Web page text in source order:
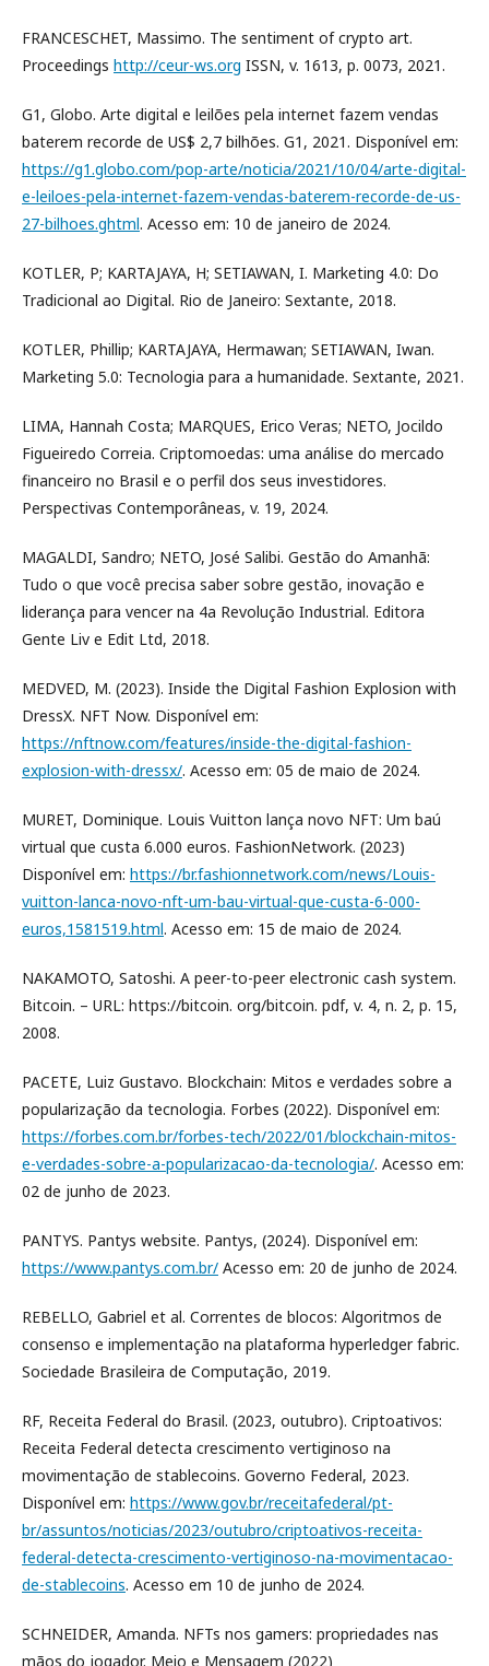
FRANCESCHET, Massimo. The sentiment of crypto art.
Proceedings http://ceur-ws.org ISSN, v. 1613, p. 0073, 2021.
G1, Globo. Arte digital e leilões pela internet fazem vendas
baterem recorde de US$ 2,7 bilhões. G1, 2021. Disponível em:
https://g1.globo.com/pop-arte/noticia/2021/10/04/arte-digital-
e-leiloes-pela-internet-fazem-vendas-baterem-recorde-de-us-
27-bilhoes.ghtml. Acesso em: 10 de janeiro de 2024.
KOTLER, P; KARTAJAYA, H; SETIAWAN, I. Marketing 4.0: Do
Tradicional ao Digital. Rio de Janeiro: Sextante, 2018.
KOTLER, Phillip; KARTAJAYA, Hermawan; SETIAWAN, Iwan.
Marketing 5.0: Tecnologia para a humanidade. Sextante, 2021.
LIMA, Hannah Costa; MARQUES, Erico Veras; NETO, Jocildo
Figueiredo Correia. Criptomoedas: uma análise do mercado
financeiro no Brasil e o perfil dos seus investidores.
Perspectivas Contemporâneas, v. 19, 2024.
MAGALDI, Sandro; NETO, José Salibi. Gestão do Amanhã:
Tudo o que você precisa saber sobre gestão, inovação e
liderança para vencer na 4a Revolução Industrial. Editora
Gente Liv e Edit Ltd, 2018.
MEDVED, M. (2023). Inside the Digital Fashion Explosion with
DressX. NFT Now. Disponível em:
https://nftnow.com/features/inside-the-digital-fashion-
explosion-with-dressx/. Acesso em: 05 de maio de 2024.
MURET, Dominique. Louis Vuitton lança novo NFT: Um baú
virtual que custa 6.000 euros. FashionNetwork. (2023)
Disponível em: https://br.fashionnetwork.com/news/Louis-
vuitton-lanca-novo-nft-um-bau-virtual-que-custa-6-000-
euros,1581519.html. Acesso em: 15 de maio de 2024.
NAKAMOTO, Satoshi. A peer-to-peer electronic cash system.
Bitcoin. – URL: https://bitcoin. org/bitcoin. pdf, v. 4, n. 2, p. 15,
2008.
PACETE, Luiz Gustavo. Blockchain: Mitos e verdades sobre a
popularização da tecnologia. Forbes (2022). Disponível em:
https://forbes.com.br/forbes-tech/2022/01/blockchain-mitos-
e-verdades-sobre-a-popularizacao-da-tecnologia/. Acesso em:
02 de junho de 2023.
PANTYS. Pantys website. Pantys, (2024). Disponível em:
https://www.pantys.com.br/ Acesso em: 20 de junho de 2024.
REBELLO, Gabriel et al. Correntes de blocos: Algoritmos de
consenso e implementação na plataforma hyperledger fabric.
Sociedade Brasileira de Computação, 2019.
RF, Receita Federal do Brasil. (2023, outubro). Criptoativos:
Receita Federal detecta crescimento vertiginoso na
movimentação de stablecoins. Governo Federal, 2023.
Disponível em: https://www.gov.br/receitafederal/pt-
br/assuntos/noticias/2023/outubro/criptoativos-receita-
federal-detecta-crescimento-vertiginoso-na-movimentacao-
de-stablecoins. Acesso em 10 de junho de 2024.
SCHNEIDER, Amanda. NFTs nos gamers: propriedades nas
mãos do jogador. Meio e Mensagem (2022)